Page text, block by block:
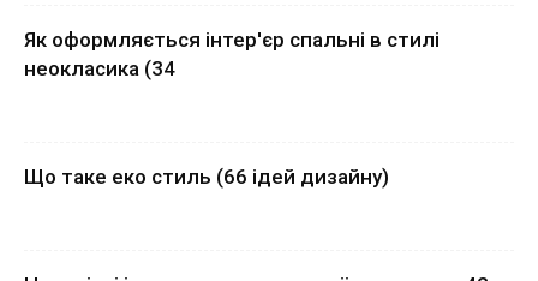
Як оформляється інтер'єр спальні в стилі
неокласика (34
Що таке еко стиль (66 ідей дизайну)